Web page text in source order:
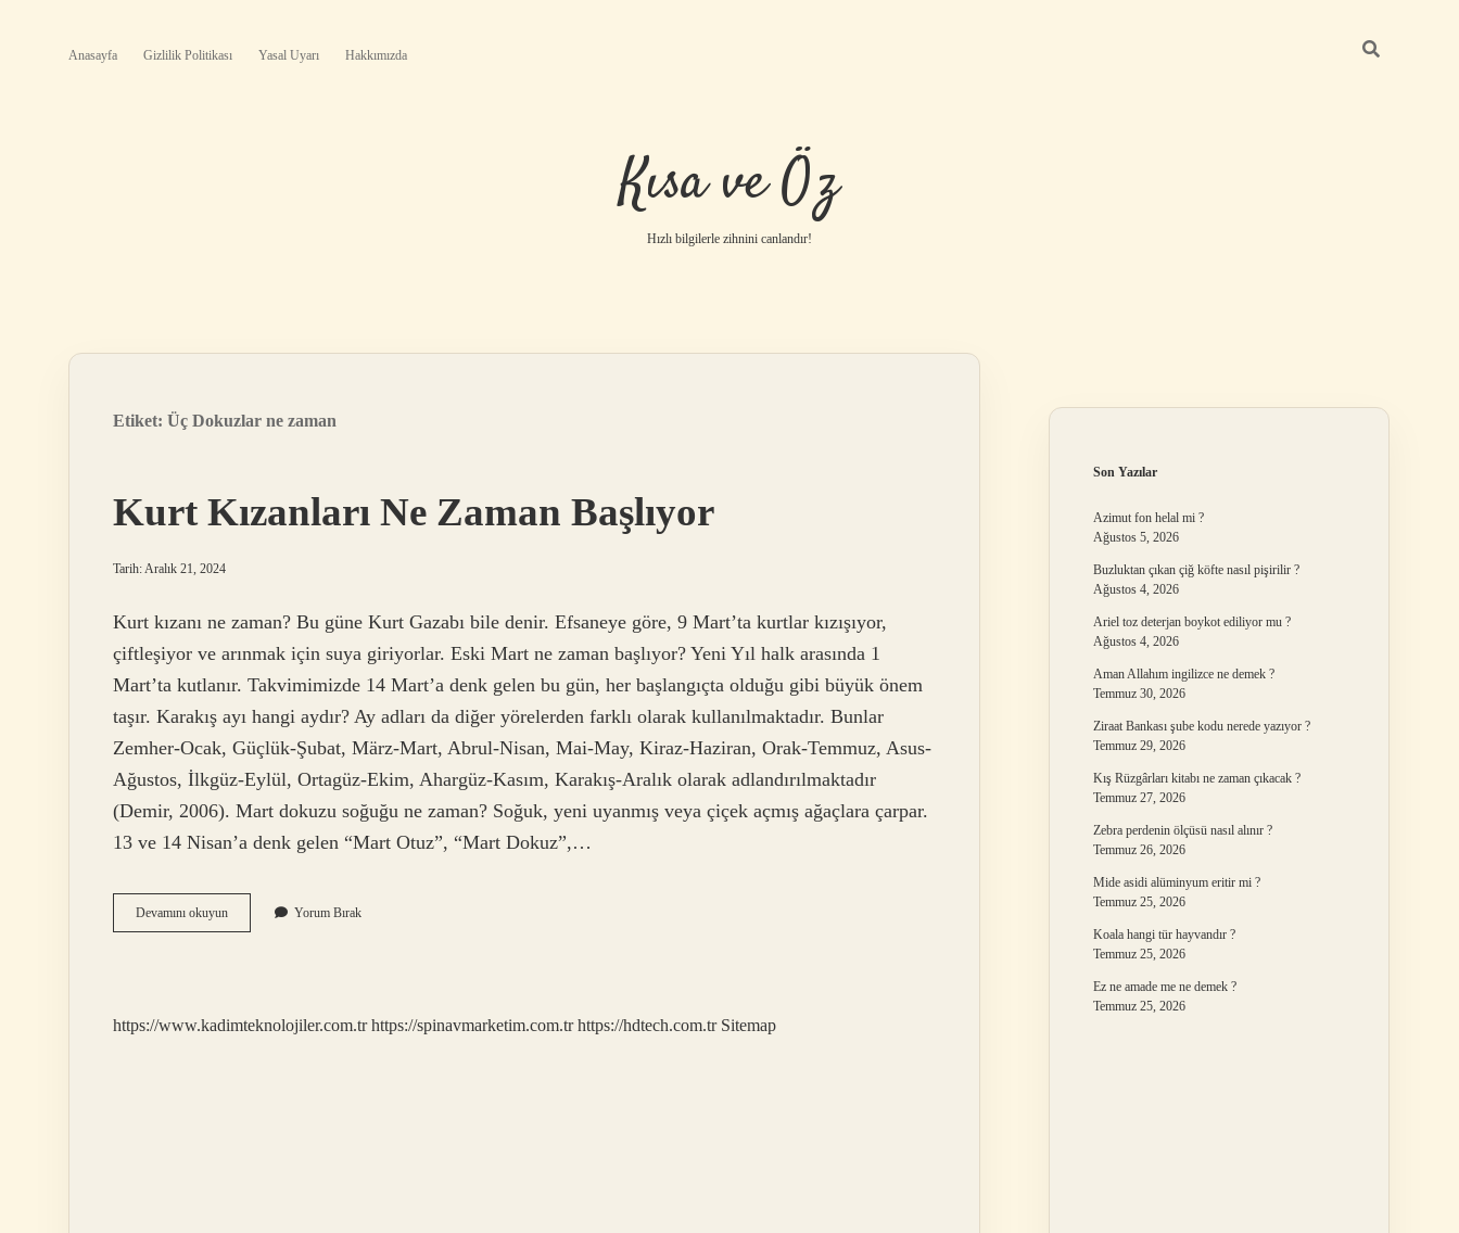
Anasayfa Gizlilik Politikası Yasal Uyarı Hakkımızda
Kısa ve Öz
Hızlı bilgilerle zihnini canlandır!
Etiket: Üç Dokuzlar ne zaman
Kurt Kızanları Ne Zaman Başlıyor
Tarih: Aralık 21, 2024
Kurt kızanı ne zaman? Bu güne Kurt Gazabı bile denir. Efsaneye göre, 9 Mart’ta kurtlar kızışıyor,
çiftleşiyor ve arınmak için suya giriyorlar. Eski Mart ne zaman başlıyor? Yeni Yıl halk arasında 1
Mart’ta kutlanır. Takvimimizde 14 Mart’a denk gelen bu gün, her başlangıçta olduğu gibi büyük önem
taşır. Karakış ayı hangi aydır? Ay adları da diğer yörelerden farklı olarak kullanılmaktadır. Bunlar
Zemher-Ocak, Güçlük-Şubat, März-Mart, Abrul-Nisan, Mai-May, Kiraz-Haziran, Orak-Temmuz, Asus-
Ağustos, İlkgüz-Eylül, Ortagüz-Ekim, Ahargüz-Kasım, Karakış-Aralık olarak adlandırılmaktadır
(Demir, 2006). Mart dokuzu soğuğu ne zaman? Soğuk, yeni uyanmış veya çiçek açmış ağaçlara çarpar.
13 ve 14 Nisan’a denk gelen “Mart Otuz”, “Mart Dokuz”,…
Devamını okuyunKurt
Kızanları
Yorum Bırak
https://www.kadimteknolojiler.com.tr https://spinavmarketim.com.tr https://hdtech.com.tr Sitemap
Son Yazılar
Azimut fon helal mi ?
Ağustos 5, 2026
Buzluktan çıkan çiğ köfte nasıl pişirilir ?
Ağustos 4, 2026
Ariel toz deterjan boykot ediliyor mu ?
Ağustos 4, 2026
Aman Allahım ingilizce ne demek ?
Temmuz 30, 2026
Ziraat Bankası şube kodu nerede yazıyor ?
Temmuz 29, 2026
Kış Rüzgârları kitabı ne zaman çıkacak ?
Temmuz 27, 2026
Zebra perdenin ölçüsü nasıl alınır ?
Temmuz 26, 2026
Mide asidi alüminyum eritir mi ?
Temmuz 25, 2026
Koala hangi tür hayvandır ?
Temmuz 25, 2026
Ez ne amade me ne demek ?
Temmuz 25, 2026